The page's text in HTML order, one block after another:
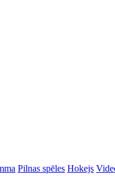
Pilnas spēles Hokejs